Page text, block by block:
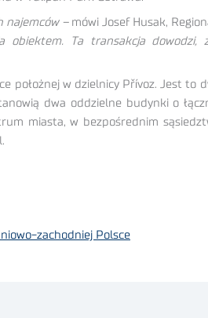
najemców –mówi Josef Husak,
obiektem. Ta transakcja
położnej w dzielnicy Přívoz. Jest
dwa oddzielne budynki o
miasta, w bezpośrednim
zachodniej Polsce